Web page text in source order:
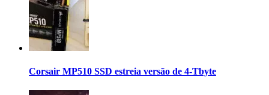
Corsair MP510 SSD estreia versão de 4-Tbyte